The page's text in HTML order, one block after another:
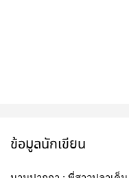
ข้อมูลนักเขียน